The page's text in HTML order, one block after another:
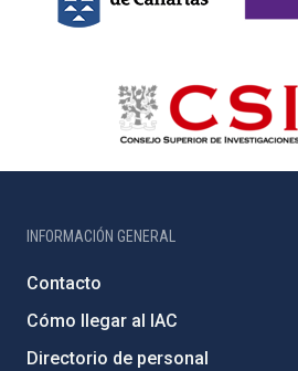
INFORMACIÓN GENERAL
Contacto
Cómo llegar al IAC
Directorio de personal